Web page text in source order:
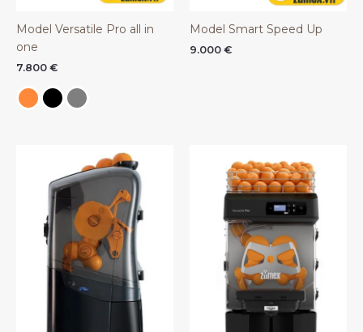
Model Versatile Pro all in
one
7.800 €
Model Smart Speed Up
9.000 €